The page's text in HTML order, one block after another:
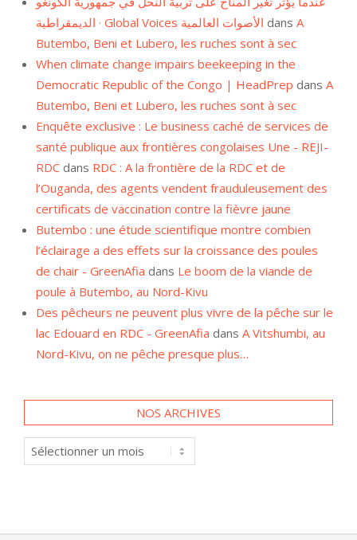
الديمقراطية · Global Voices الأصوات العالمية dans A
Butembo, Beni et Lubero, les ruches sont à sec
When climate change impairs beekeeping in the
Democratic Republic of the Congo | HeadPrep dans A
Butembo, Beni et Lubero, les ruches sont à sec
Enquête exclusive : Le business caché de services de
santé publique aux frontières congolaises Une - REJI-
RDC dans RDC : A la frontière de la RDC et de
l’Ouganda, des agents vendent frauduleusement des
certificats de vaccination contre la fièvre jaune
Butembo : une étude scientifique montre combien
l’éclairage a des effets sur la croissance des poules
de chair - GreenAfia dans Le boom de la viande de
poule à Butembo, au Nord-Kivu
Des pêcheurs ne peuvent plus vivre de la pêche sur le
lac Edouard en RDC - GreenAfia dans A Vitshumbi, au
Nord-Kivu, on ne pêche presque plus…
NOS ARCHIVES
Nos
archives